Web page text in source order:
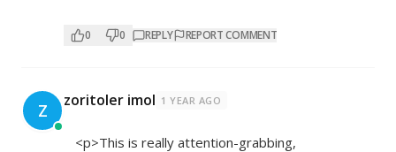
0 0 REPLY REPORT COMMENT
Z zoritoler imol 1 YEAR AGO
<p>This is really attention-grabbing,